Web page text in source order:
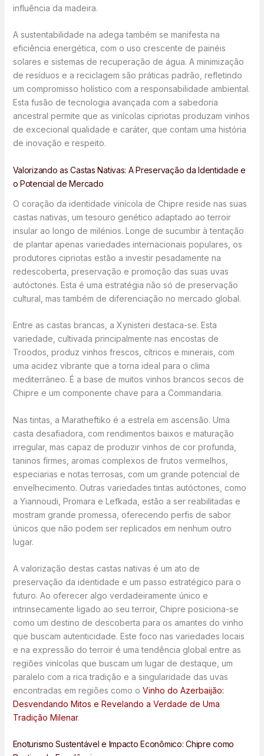
influência da madeira.
A sustentabilidade na adega também se manifesta na
eficiência energética, com o uso crescente de painéis
solares e sistemas de recuperação de água. A minimização
de resíduos e a reciclagem são práticas padrão, refletindo
um compromisso holístico com a responsabilidade ambiental.
Esta fusão de tecnologia avançada com a sabedoria
ancestral permite que as vinícolas cipriotas produzam vinhos
de excecional qualidade e caráter, que contam uma história
de inovação e respeito.
Valorizando as Castas Nativas: A Preservação da Identidade e
o Potencial de Mercado
O coração da identidade vinícola de Chipre reside nas suas
castas nativas, um tesouro genético adaptado ao terroir
insular ao longo de milénios. Longe de sucumbir à tentação
de plantar apenas variedades internacionais populares, os
produtores cipriotas estão a investir pesadamente na
redescoberta, preservação e promoção das suas uvas
autóctones. Esta é uma estratégia não só de preservação
cultural, mas também de diferenciação no mercado global.
Entre as castas brancas, a Xynisteri destaca-se. Esta
variedade, cultivada principalmente nas encostas de
Troodos, produz vinhos frescos, cítricos e minerais, com
uma acidez vibrante que a torna ideal para o clima
mediterrâneo. É a base de muitos vinhos brancos secos de
Chipre e um componente chave para a Commandaria.
Nas tintas, a Maratheftiko é a estrela em ascensão. Uma
casta desafiadora, com rendimentos baixos e maturação
irregular, mas capaz de produzir vinhos de cor profunda,
taninos firmes, aromas complexos de frutos vermelhos,
especiarias e notas terrosas, com um grande potencial de
envelhecimento. Outras variedades tintas autóctones, como
a Yiannoudi, Promara e Lefkada, estão a ser reabilitadas e
mostram grande promessa, oferecendo perfis de sabor
únicos que não podem ser replicados em nenhum outro
lugar.
A valorização destas castas nativas é um ato de
preservação da identidade e um passo estratégico para o
futuro. Ao oferecer algo verdadeiramente único e
intrinsecamente ligado ao seu terroir, Chipre posiciona-se
como um destino de descoberta para os amantes do vinho
que buscam autenticidade. Este foco nas variedades locais
e na expressão do terroir é uma tendência global entre as
regiões vinícolas que buscam um lugar de destaque, um
paralelo com a rica tradição e a singularidade das uvas
encontradas em regiões como o Vinho do Azerbaijão:
Desvendando Mitos e Revelando a Verdade de Uma
Tradição Milenar.
Enoturismo Sustentável e Impacto Econômico: Chipre como